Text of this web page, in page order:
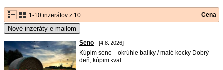
1-10 inzerátov z 10 Cena
Nové inzeráty e-mailom
Seno - [4.8. 2026]
Kúpim seno – okrúhle balíky / malé kocky Dobrý
deň, kúpim kval ...